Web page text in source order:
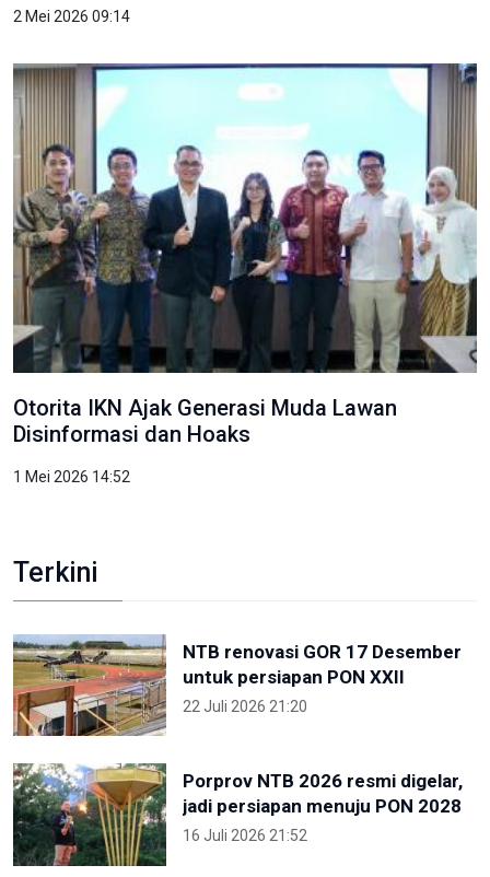
2 Mei 2026 09:14
Otorita IKN Ajak Generasi Muda Lawan
Disinformasi dan Hoaks
1 Mei 2026 14:52
Terkini
NTB renovasi GOR 17 Desember
untuk persiapan PON XXII
22 Juli 2026 21:20
Porprov NTB 2026 resmi digelar,
jadi persiapan menuju PON 2028
16 Juli 2026 21:52